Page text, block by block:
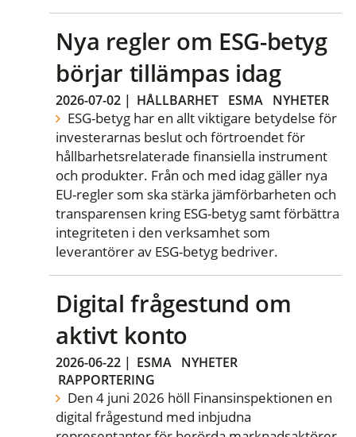
Nya regler om ESG-betyg
börjar tillämpas idag
2026-07-02 | HÅLLBARHET ESMA NYHETER
ESG-betyg har en allt viktigare betydelse för
investerarnas beslut och förtroendet för
hållbarhetsrelaterade finansiella instrument
och produkter. Från och med idag gäller nya
EU-regler som ska stärka jämförbarheten och
transparensen kring ESG-betyg samt förbättra
integriteten i den verksamhet som
leverantörer av ESG-betyg bedriver.
Digital frågestund om
aktivt konto
2026-06-22 | ESMA NYHETER
RAPPORTERING
Den 4 juni 2026 höll Finansinspektionen en
digital frågestund med inbjudna